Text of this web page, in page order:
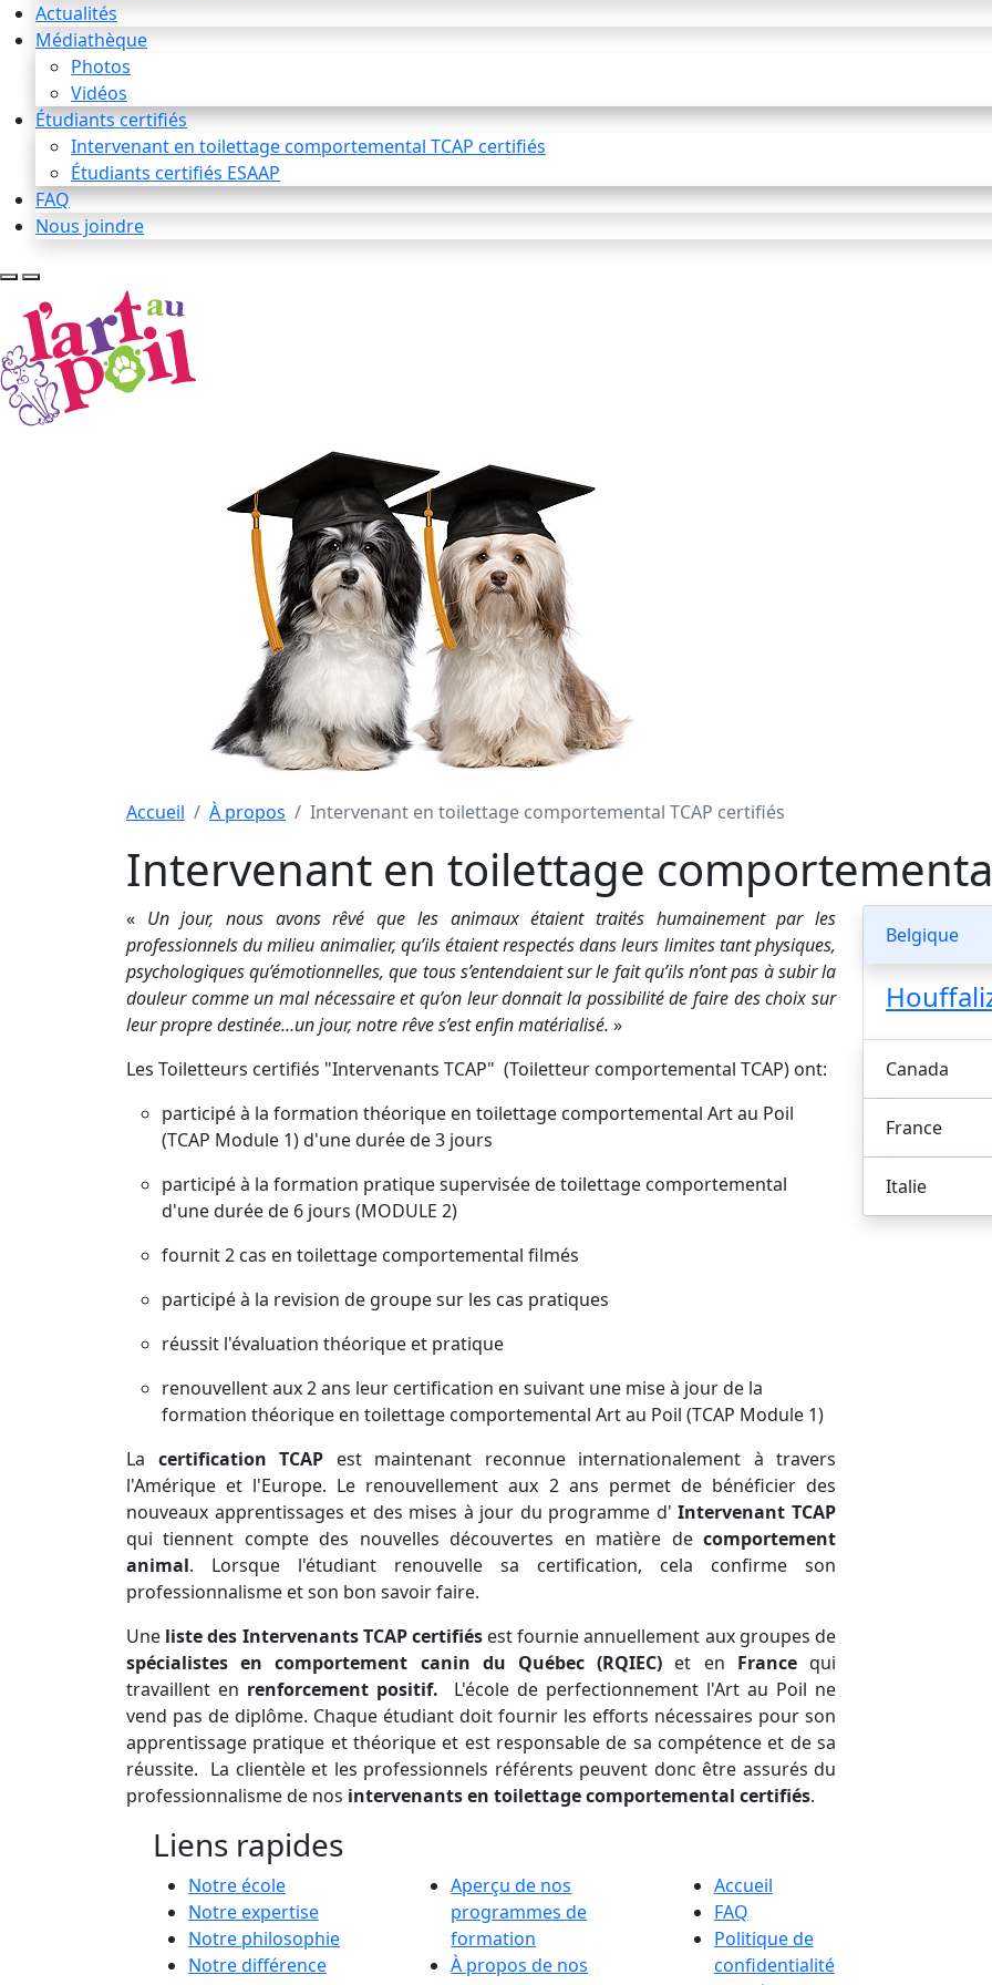
Actualités
Médiathèque
Photos
Vidéos
Étudiants certifiés
Intervenant en toilettage comportemental TCAP certifiés
Étudiants certifiés ESAAP
FAQ
Nous joindre
Accueil À propos Intervenant en toilettage comportemental TCAP certifiés
Intervenant en toilettage
« Un jour, nous avons rêvé que les animaux étaient traités humainement par les
professionnels du milieu animalier, qu’ils étaient respectés dans leurs limites tant physiques,
psychologiques qu’émotionnelles, que tous s’entendaient sur le fait qu’ils n’ont pas à subir la
douleur comme un mal nécessaire et qu’on leur donnait la possibilité de faire des choix sur
leur propre destinée…un jour, notre rêve s’est enfin matérialisé. »
Les Toiletteurs certifiés "Intervenants TCAP" (Toiletteur comportemental TCAP) ont:
participé à la formation théorique en toilettage comportemental Art au Poil
(TCAP Module 1) d'une durée de 3 jours
participé à la formation pratique supervisée de toilettage comportemental
d'une durée de 6 jours (MODULE 2)
fournit 2 cas en toilettage comportemental filmés
participé à la revision de groupe sur les cas pratiques
réussit l'évaluation théorique et pratique
renouvellent aux 2 ans leur certification en suivant une mise à jour de la
formation théorique en toilettage comportemental Art au Poil (TCAP Module 1)
La certification TCAP est maintenant reconnue internationalement à travers
l'Amérique et l'Europe. Le renouvellement aux 2 ans permet de bénéficier des
nouveaux apprentissages et des mises à jour du programme d'Intervenant TCAP
qui tiennent compte des nouvelles découvertes en matière de comportement
animal. Lorsque l'étudiant renouvelle sa certification, cela confirme son
professionnalisme et son bon savoir faire.
Une liste des Intervenants TCAP certifiésest fournie annuellement aux groupes de
spécialistes en comportement canin du Québec (RQIEC) et en Francequi
travaillent en renforcement positif. L'école de perfectionnement l'Art au Poil ne
vend pas de diplôme. Chaque étudiant doit fournir les efforts nécessaires pour son
apprentissage pratique et théorique et est responsable de sa compétence et de sa
réussite. La clientèle et les professionnels référents peuvent donc être assurés du
professionnalisme de nos intervenants en toilettage comportemental certifiés.
Belgique
Canada
France
Italie
Liens rapides
Notre école
Notre expertise
Notre philosophie
Notre différence
Aperçu de nos
programmes de
formation
À propos de nos
Accueil
FAQ
Politique de
confidentialité